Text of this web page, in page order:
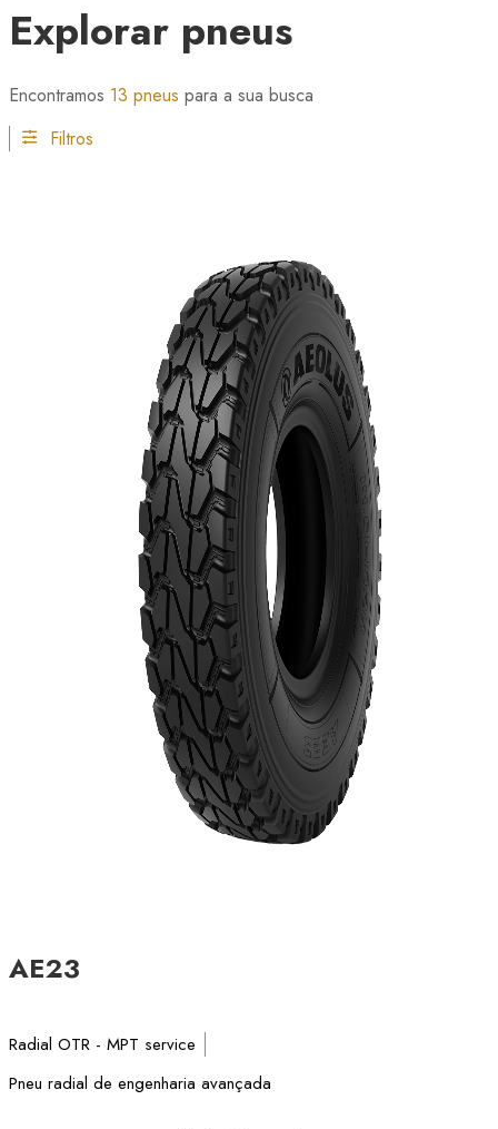
Explorar pneus
Encontramos 13 pneus para a sua busca
Filtros
AE23
Radial OTR - MPT service
Pneu radial de engenharia avançada